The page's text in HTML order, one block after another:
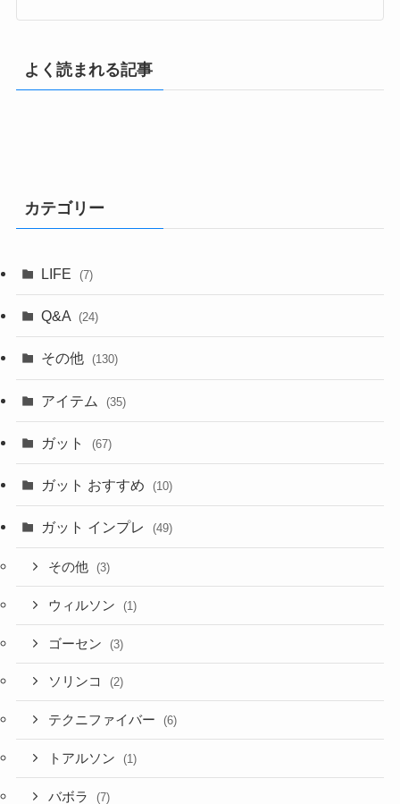
よく読まれる記事
カテゴリー
LIFE (7)
Q&A (24)
その他 (130)
アイテム (35)
ガット (67)
ガット おすすめ (10)
ガット インプレ (49)
その他 (3)
ウィルソン (1)
ゴーセン (3)
ソリンコ (2)
テクニファイバー (6)
トアルソン (1)
バボラ (7)